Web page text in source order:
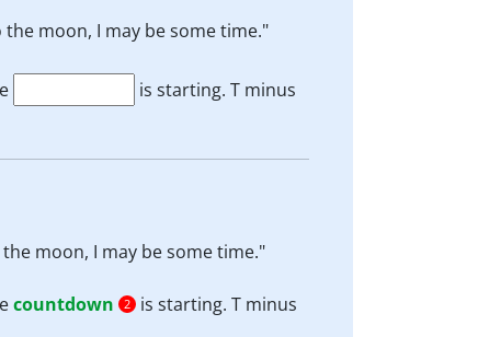
the moon, I may be some time."
is starting. T minus
moon, I may be some time."
countdown 2
is starting. T minus